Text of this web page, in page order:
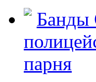
Банды
парня